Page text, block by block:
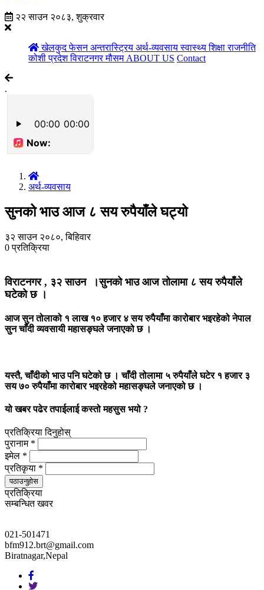
२२ साउन २०८३, शुक्रवार
खेलकुदफेसनअन्तरास्ट्रिय अर्थ-व्यवसायस्वास्थ्यशिक्षाराजनीति
कोशी प्रदेशविराटनगरमौसम ABOUT US Contact
.
अर्थ-व्यवसाय
सुनको भाउ आज ८ सय रुपैयाँले घट्यो
३२ साउन २०८०, बिहिवार
0प्रतिक्रिया
विराटनगर , ३२ साउन ।सुनको भाउ आज तोलामा ८ सय रुपैयाँले
घटेको छ ।
आज सुन तोलाको १ लाख १० हजार ४ सय रुपैयाँमा कारोबार भइरहेको नेपाल
सुन चाँदी व्यवसायी महासङ्घले जनाएको छ ।
यस्तै, चाँदीको भाउ पनि घटेको छ । चाँदी तोलामा ५ रुपैयाँले घटेर १ हजार ३
सय ७० रुपैयाँमा कारोबार भइरहेको महासङ्घले जनाएको छ ।
यो खबर पढेर तपाईलाई कस्तो महसुस भयो ?
प्रतिक्रिया दिनुहोस्
पुरानाम *
इमेल *
प्रतिकृया *
पठाउनुहोस
प्रतिक्रिया
सम्बन्धित खवर
021-501471
bfm912.brt@gmail.com
Biratnagar,Nepal